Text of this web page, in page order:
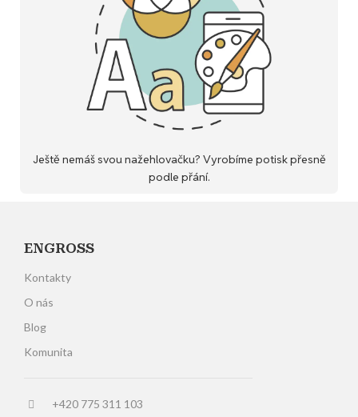
Ještě nemáš svou nažehlovačku? Vyrobíme potisk přesně
podle přání.
ENGROSS
Kontakty
O nás
Blog
Komunita
+420 775 311 103